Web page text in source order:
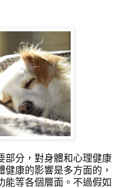
部分，對身體和心理健康
康的影響是多方面的，
能等各個層面。不過假如